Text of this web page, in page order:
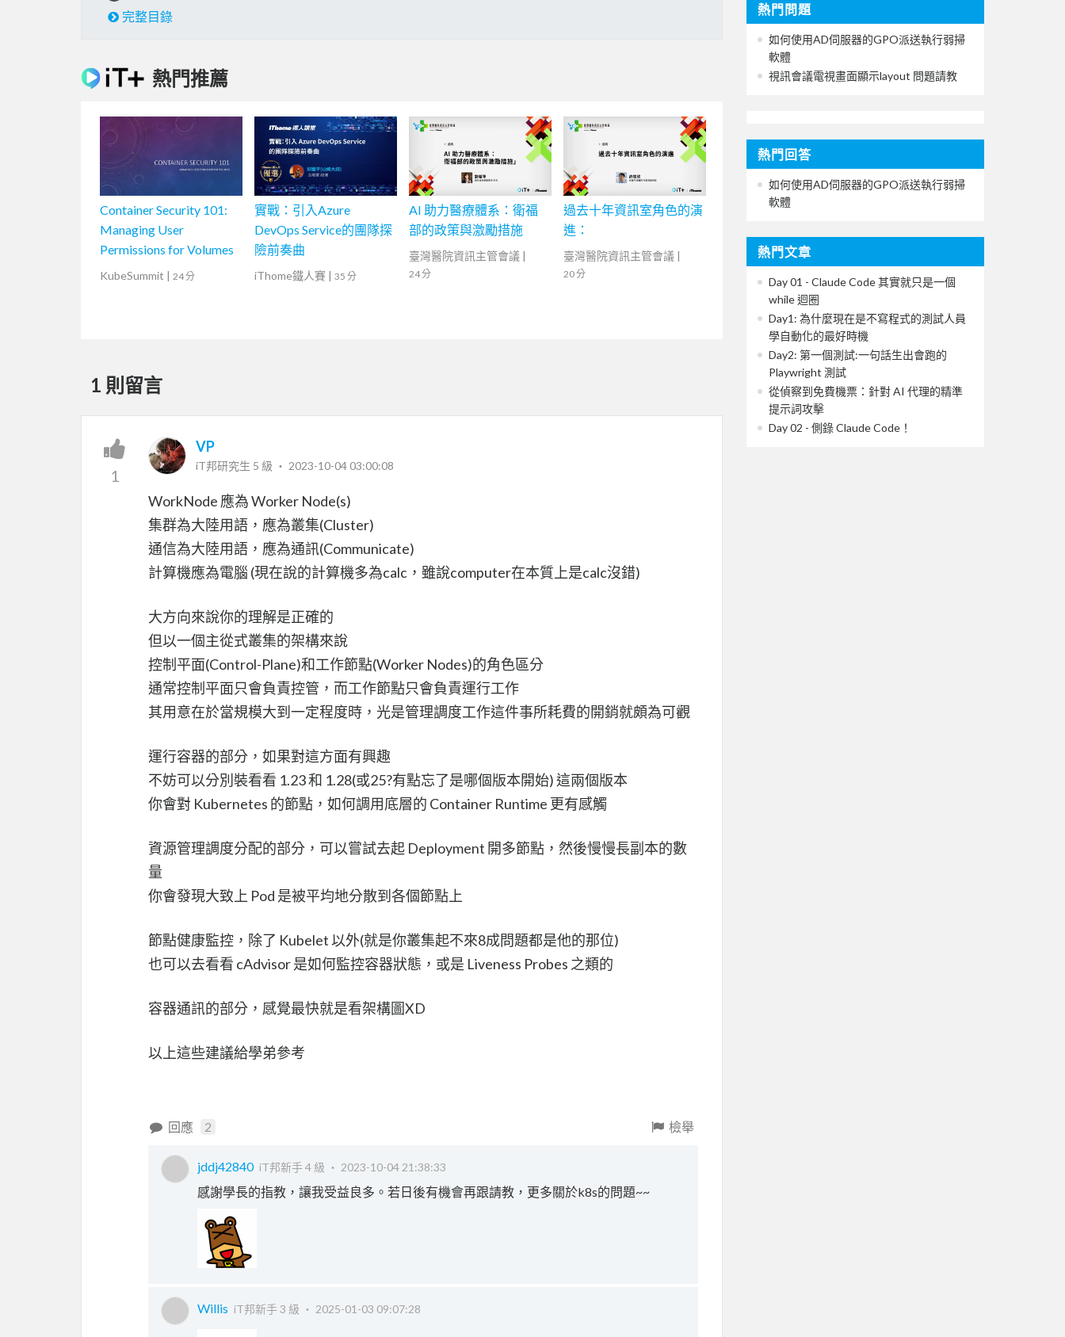
完整目錄
熱門推薦
Container Security 101:
Managing User
Permissions for Volumes
KubeSummit | 24 分
實戰：引入Azure
DevOps Service的團隊探
險前奏曲
iThome鐵人賽 | 35 分
AI 助力醫療體系：衛福
部的政策與激勵措施
臺灣醫院資訊主管會議 |
24 分
過去十年資訊室角色的演
進：
臺灣醫院資訊主管會議 |
20 分
1 則留言
1
VP
iT邦研究生 5 級 ‧ 2023-10-04 03:00:08
WorkNode 應為 Worker Node(s)
集群為大陸用語，應為叢集(Cluster)
通信為大陸用語，應為通訊(Communicate)
計算機應為電腦 (現在說的計算機多為calc，雖說computer在本質上是calc沒錯)
大方向來說你的理解是正確的
但以一個主從式叢集的架構來說
控制平面(Control-Plane)和工作節點(Worker Nodes)的角色區分
通常控制平面只會負責控管，而工作節點只會負責運行工作
其用意在於當規模大到一定程度時，光是管理調度工作這件事所耗費的開銷就頗為可觀
運行容器的部分，如果對這方面有興趣
不妨可以分別裝看看 1.23 和 1.28(或25?有點忘了是哪個版本開始) 這兩個版本
你會對 Kubernetes 的節點，如何調用底層的 Container Runtime 更有感觸
資源管理調度分配的部分，可以嘗試去起 Deployment 開多節點，然後慢慢長副本的數
量
你會發現大致上 Pod 是被平均地分散到各個節點上
節點健康監控，除了 Kubelet 以外(就是你叢集起不來8成問題都是他的那位)
也可以去看看 cAdvisor 是如何監控容器狀態，或是 Liveness Probes 之類的
容器通訊的部分，感覺最快就是看架構圖XD
以上這些建議給學弟參考
回應 2 檢舉
jddj42840 iT邦新手 4 級 ‧ 2023-10-04 21:38:33
感謝學長的指教，讓我受益良多。若日後有機會再跟請教，更多關於k8s的問題~~
Willis iT邦新手 3 級 ‧ 2025-01-03 09:07:28
熱門問題
如何使用AD伺服器的GPO派送執行弱掃
軟體
視訊會議電視畫面顯示layout 問題請教
熱門回答
如何使用AD伺服器的GPO派送執行弱掃
軟體
熱門文章
Day 01 - Claude Code 其實就只是一個
while 迴圈
Day1: 為什麼現在是不寫程式的測試人員
學自動化的最好時機
Day2: 第一個測試:一句話生出會跑的
Playwright 測試
從偵察到免費機票：針對 AI 代理的精準
提示詞攻擊
Day 02 - 側錄 Claude Code！